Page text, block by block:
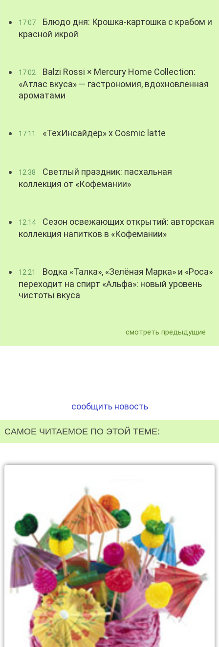
17:07
Блюдо дня: Крошка-картошка с крабом и
красной икрой
17:02
Balzi Rossi × Mercury Home Collection:
«Атлас вкуса» — гастрономия, вдохновленная
ароматами
17:11 «ТехИнсайдер» х Cosmic latte
12:38
Светлый праздник: пасхальная
коллекция от «Кофемании»
12:14
Сезон освежающих открытий: авторская
коллекция напитков в «Кофемании»
12:21
Водка «Талка», «Зелёная Марка» и «Роса»
переходит на спирт «Альфа»: новый уровень
чистоты вкуса
смотреть предыдущие
сообщить новость
САМОЕ ЧИТАЕМОЕ ПО ЭТОЙ ТЕМЕ: